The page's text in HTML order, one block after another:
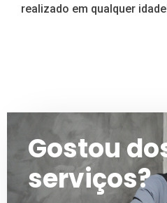
realizado em qualquer
Gostou
serviços?